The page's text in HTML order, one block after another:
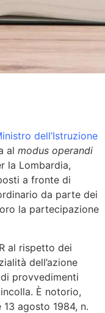
dell’Istruzione
al modus operandi
la Lombardia,
a fronte di
da parte dei
la partecipazione
al rispetto dei
dell’azione
provvedimenti
È notorio,
agosto 1984, n.